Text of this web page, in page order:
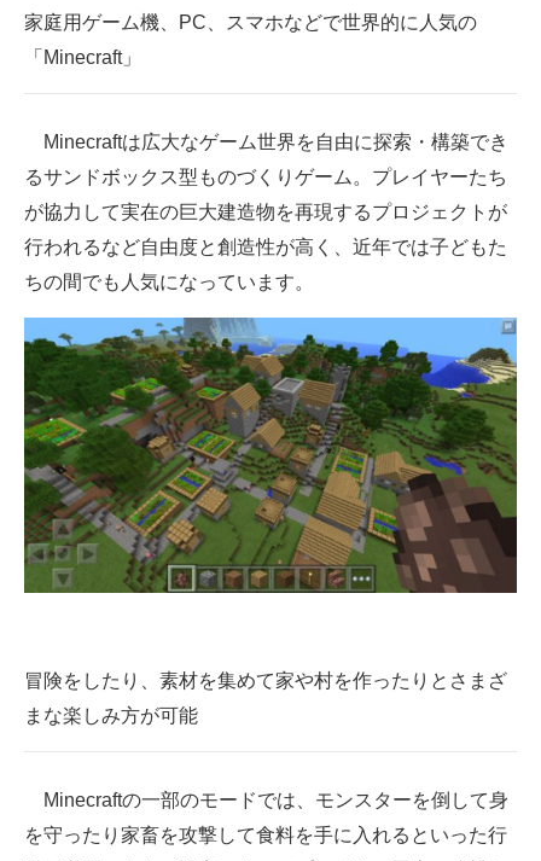
ITエンジニア向け専門サイト
IT製品の技術・比較・事例
製造業のIT導入・活用を支援
モノづくり技術者専門サイト
電子設計の基本と応用
エネルギーの専門メディア
建設×テクノロジーの最前線
ちょっと気になるネットの話題
家庭用ゲーム機、PC、スマホなどで世界的に人気の
「Minecraft」
Minecraftは広大なゲーム世界を自由に探索・構築でき
るサンドボックス型ものづくりゲーム。プレイヤーたち
が協力して実在の巨大建造物を再現するプロジェクトが
行われるなど自由度と創造性が高く、近年では子どもた
ちの間でも人気になっています。
冒険をしたり、素材を集めて家や村を作ったりとさまざ
まな楽しみ方が可能
Minecraftの一部のモードでは、モンスターを倒して身
を守ったり家畜を攻撃して食料を手に入れるといった行